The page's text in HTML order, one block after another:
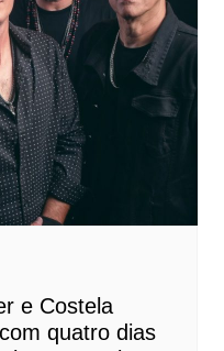
e Costela
quatro dias